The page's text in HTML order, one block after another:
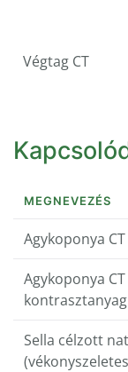
Végtag CT
MEGNEVEZÉS
Agykoponya
Agykoponya
Sella célzott